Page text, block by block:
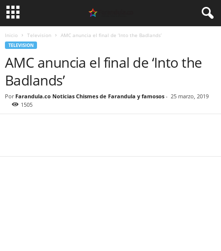
Inicio Television AMC anuncia el final de ‘Into the Badlands’
TELEVISION
AMC anuncia el final de ‘Into the
Badlands’
Por Farandula.co Noticias Chismes de Farandula y famosos - 25 marzo, 2019
1505